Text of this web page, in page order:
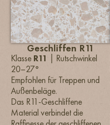
Geschliffen R11
Klasse R11
| Rutschwinkel
20–27°
Empfohlen für Treppen und
Außenbeläge.
Das R11-Geschliffene
Material verbindet die